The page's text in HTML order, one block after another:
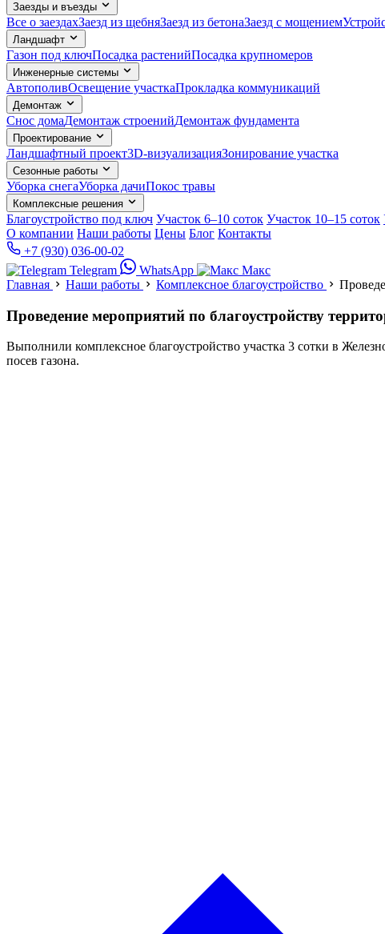
Заезды и въезды
Все о заездахЗаезд из щебняЗаезд из бетонаЗаезд с мощением
Ландшафт
Газон под ключПосадка растенийПосадка крупномеров
Инженерные системы
АвтополивОсвещение участкаПрокладка коммуникаций
Демонтаж
Снос домаДемонтаж строенийДемонтаж фундамента
Проектирование
Ландшафтный проект3D-визуализацияЗонирование участка
Сезонные работы
Уборка снегаУборка дачиПокос травы
Комплексные решения
Благоустройство под ключ Участок 6–10 соток Участок 10–15 соток
О компании Наши работы Цены Блог Контакты
+7 (930) 036-00-02
Telegram
WhatsApp
Макс
Главная
Наши работы Комплексное благоустройство
Проведение мероприятий по благоустройству
Выполнили комплексное благоустройство участка 3 сотки в
посев газона.